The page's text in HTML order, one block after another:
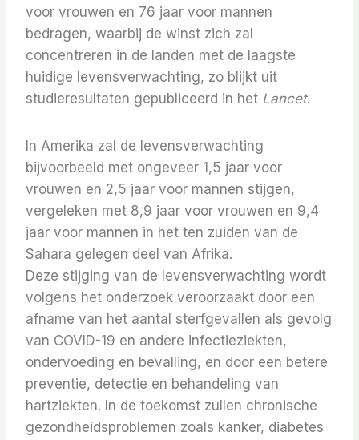
voor vrouwen en 76 jaar voor mannen
bedragen, waarbij de winst zich zal
concentreren in de landen met de laagste
huidige levensverwachting, zo blijkt uit
studieresultaten gepubliceerd in het Lancet.
In Amerika zal de levensverwachting
bijvoorbeeld met ongeveer 1,5 jaar voor
vrouwen en 2,5 jaar voor mannen stijgen,
vergeleken met 8,9 jaar voor vrouwen en 9,4
jaar voor mannen in het ten zuiden van de
Sahara gelegen deel van Afrika.
Deze stijging van de levensverwachting wordt
volgens het onderzoek veroorzaakt door een
afname van het aantal sterfgevallen als gevolg
van COVID-19 en andere infectieziekten,
ondervoeding en bevalling, en door een betere
preventie, detectie en behandeling van
hartziekten. In de toekomst zullen chronische
gezondheidsproblemen zoals kanker, diabetes